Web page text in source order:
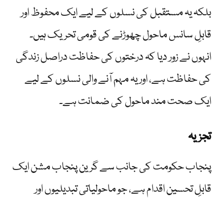
بلکہ یہ مستقبل کی نسلوں کے لیے ایک محفوظ اور
قابلِ سانس ماحول چھوڑنے کی قومی تحریک ہیں۔
انہوں نے زور دیا کہ درختوں کی حفاظت دراصل زندگی
کی حفاظت ہے، اور یہ مہم آنے والی نسلوں کے لیے
ایک صحت مند ماحول کی ضمانت ہے۔
تجزیہ
پنجاب حکومت کی جانب سے گرین پنجاب مشن ایک
قابلِ تحسین اقدام ہے، جو ماحولیاتی تبدیلیوں اور